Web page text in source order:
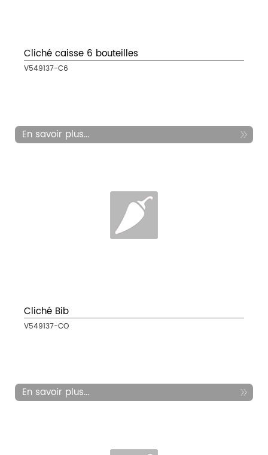
Cliché caisse 6 bouteilles
V549137-C6
En savoir plus...
Cliché Bib
V549137-CO
En savoir plus...